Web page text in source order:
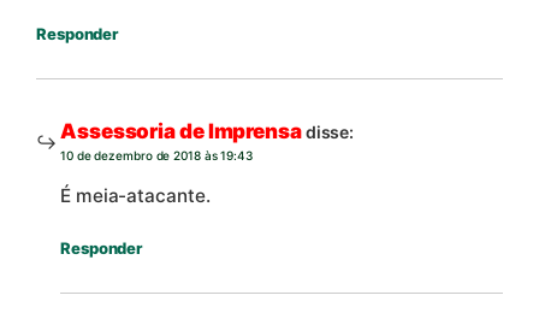
Responder
Assessoria de Imprensadisse:
10 de dezembro de 2018 às 19:43
É meia-atacante.
Responder